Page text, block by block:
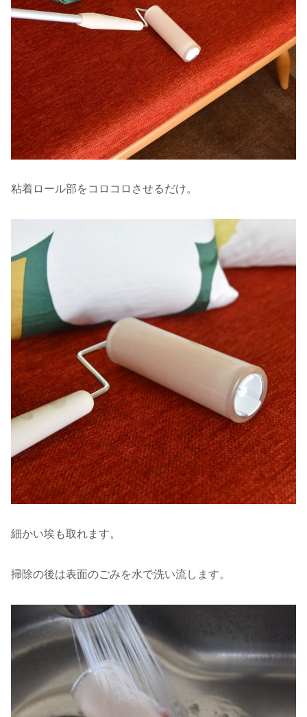
粘着ロール部をコロコロさせるだけ。
細かい埃も取れます。
掃除の後は表面のごみを水で洗い流します。